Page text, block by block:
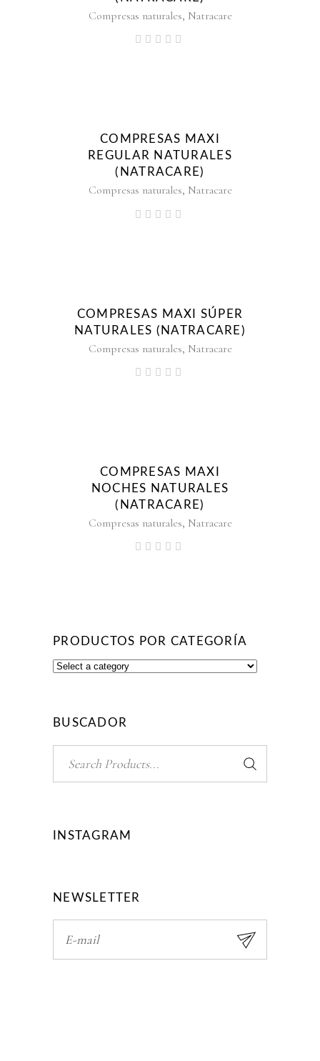
Compresas naturales, Natracare
COMPRESAS MAXI
REGULAR NATURALES
(NATRACARE)
Compresas naturales, Natracare
COMPRESAS MAXI SÚPER
NATURALES (NATRACARE)
Compresas naturales, Natracare
COMPRESAS MAXI
NOCHES NATURALES
(NATRACARE)
Compresas naturales, Natracare
PRODUCTOS POR CATEGORÍA
BUSCADOR
INSTAGRAM
NEWSLETTER